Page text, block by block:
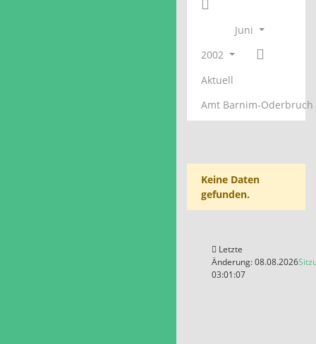
Juni
2002
Aktuell
Amt Barnim-Oderbruch
Keine Daten
gefunden.
Letzte
Änderung: 08.08.2026
03:01:07